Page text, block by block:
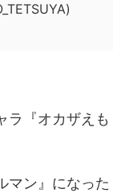
ラ『オカザえも
マン』になった